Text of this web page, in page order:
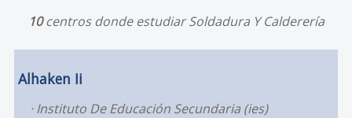
10centros donde estudiar Soldadura Y Calderería
Alhaken Ii
Instituto De Educación Secundaria (ies)